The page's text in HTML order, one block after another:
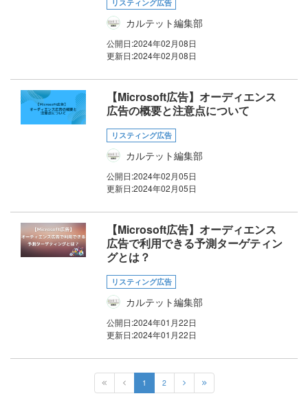
リスティング広告
カルテット編集部
公開日:2024年02月08日
更新日:2024年02月08日
【Microsoft広告】オーディエンス
広告の概要と注意点について
リスティング広告
カルテット編集部
公開日:2024年02月05日
更新日:2024年02月05日
【Microsoft広告】オーディエンス
広告で利用できる予測ターゲティン
グとは？
リスティング広告
カルテット編集部
公開日:2024年01月22日
更新日:2024年01月22日
1 2